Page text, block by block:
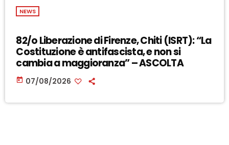
NEWS
82/o Liberazione di Firenze, Chiti (ISRT): “La
Costituzione è antifascista, e non si
cambia a maggioranza” – ASCOLTA
today 07/08/2026